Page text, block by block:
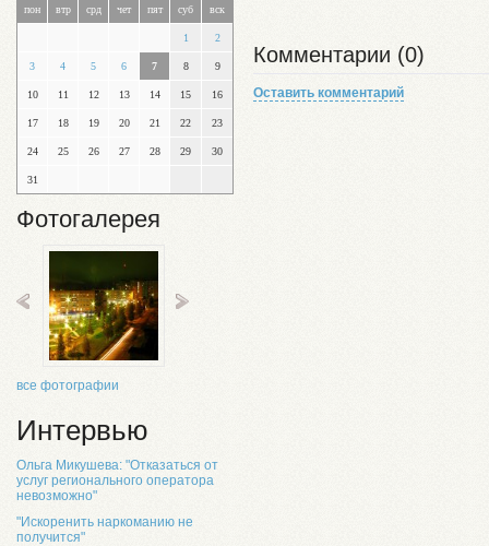
пон втр срд чет пят суб вск
1 2
3 4 5 6 7 8 9
10 11 12 13 14 15 16
17 18 19 20 21 22 23
24 25 26 27 28 29 30
31
Фотогалерея
все фотографии
Интервью
Ольга Микушева: "Отказаться от
услуг регионального оператора
невозможно"
"Искоренить наркоманию не
получится"
Комментарии (0)
Оставить комментарий